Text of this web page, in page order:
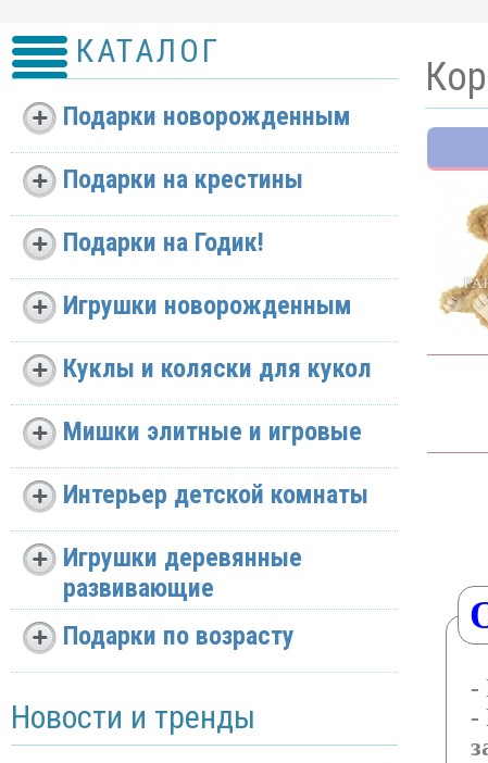
КАТАЛОГ
Подарки новорожденным
Подарки на крестины
Подарки на Годик!
Игрушки новорожденным
Куклы и коляски для кукол
Мишки элитные и игровые
Интерьер детской комнаты
Игрушки деревянные
развивающие
Подарки по возрасту
Новости и тренды
-
-